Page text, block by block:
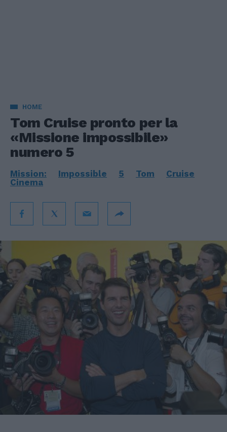
HOME
Tom Cruise pronto per la
«Missione impossibile»
numero 5
Mission: Impossible 5 Tom
Cruise
Cinema